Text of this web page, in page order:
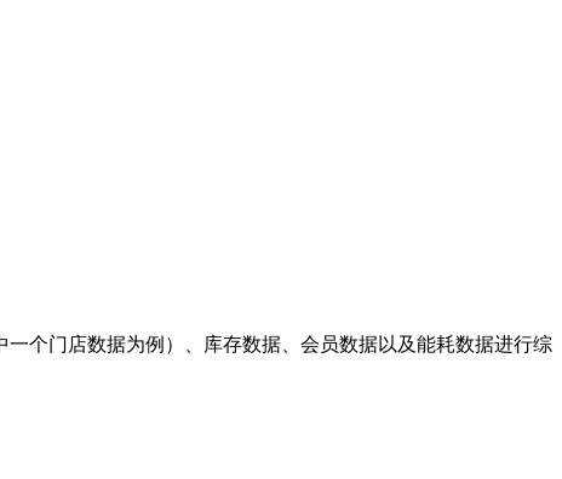
个门店数据为例）、库存数据、会员数据以及能耗数据进行综